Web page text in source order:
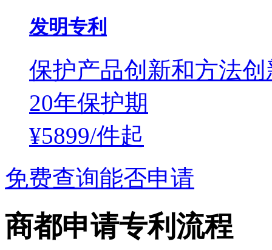
发明专利
保护产品创新和方法创
20年保护期
¥5899/件起
免费查询能否申请
商都申请专利流程